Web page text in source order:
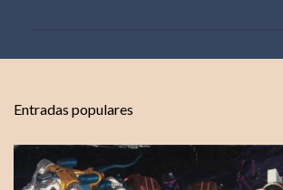
r
i
Entradas populares